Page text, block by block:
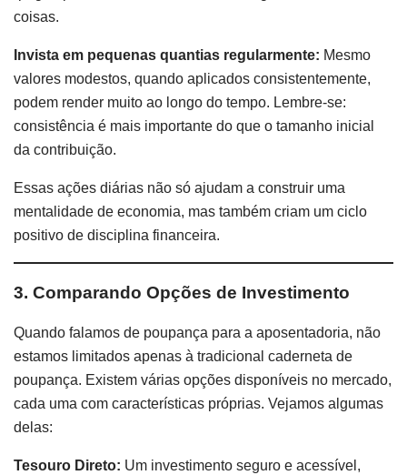
coisas.
Invista em pequenas quantias regularmente: Mesmo
valores modestos, quando aplicados consistentemente,
podem render muito ao longo do tempo. Lembre-se:
consistência é mais importante do que o tamanho inicial
da contribuição.
Essas ações diárias não só ajudam a construir uma
mentalidade de economia, mas também criam um ciclo
positivo de disciplina financeira.
3. Comparando Opções de Investimento
Quando falamos de poupança para a aposentadoria, não
estamos limitados apenas à tradicional caderneta de
poupança. Existem várias opções disponíveis no mercado,
cada uma com características próprias. Vejamos algumas
delas:
Tesouro Direto: Um investimento seguro e acessível,